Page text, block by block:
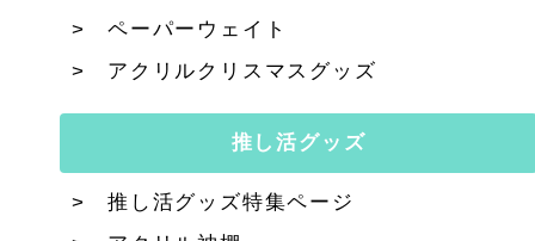
ペーパーウェイト
アクリルクリスマスグッズ
推し活グッズ
推し活グッズ特集ページ